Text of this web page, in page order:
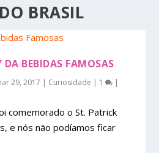
BRASIL
BEBIDAS FAMOSAS
29, 2017 | Curiosidade | 1 |
comemorado o St. Patrick
e nós não podíamos ficar